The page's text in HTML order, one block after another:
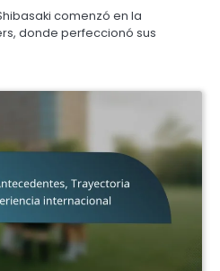
comenzó en la
donde perfeccionó sus